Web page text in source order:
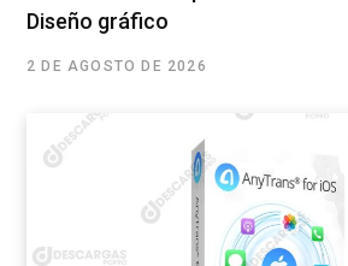
Diseño gráfico
2 DE AGOSTO DE 2026